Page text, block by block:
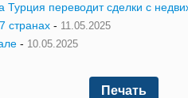
переводит сделки с
странах - 11.05.2025
- 10.05.2025
Печать